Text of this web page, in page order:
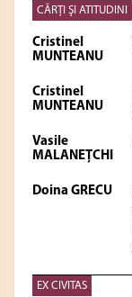
CĂRŢI ŞI ATITUDINI
Cristinel
MUNTEANU
Cristinel
MUNTEANU
Vasile
MALANEŢCHI
Doina GRECU
EX CIVITAS